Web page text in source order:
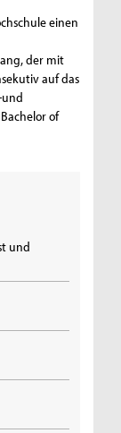
einen
der mit
auf das
of
und